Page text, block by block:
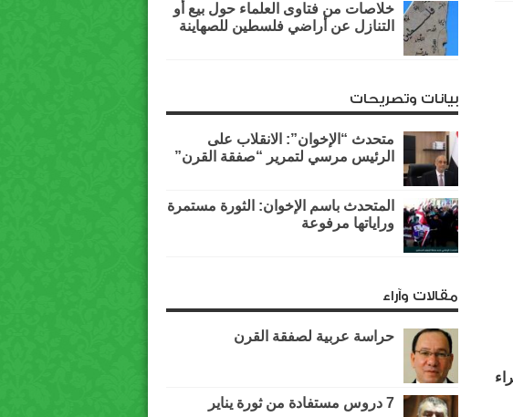
خلاصات من فتاوى العلماء حول بيع أو
التنازل عن أراضي فلسطين للصهاينة
بيانات وتصريحات
متحدث “الإخوان”: الانقلاب على
الرئيس مرسي لتمرير “صفقة القرن”
المتحدث باسم الإخوان: الثورة مستمرة
وراياتها مرفوعة
مقالات وآراء
حراسة عربية لصفقة القرن
7 دروس مستفادة من ثورة يناير